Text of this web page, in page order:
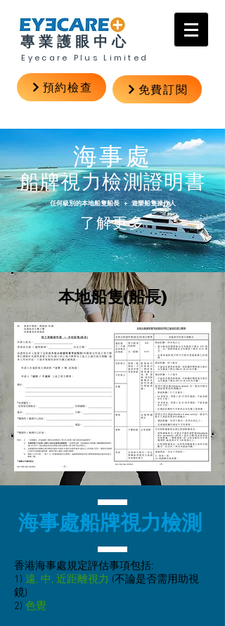
專業護眼中心
Eyecare Plus Limited
預約檢查 免費訂閱
海事處
船牌視力檢測證明書
任何級別的本地船隻船長+遊樂船隻操作人
了解更多
本地船隻(船長)
海事處船牌視力檢測
香港海事處規定評估事項包括:
1) 遠, 中, 近距離視力 (不論是否需用助視
鏡)
2) 色覺